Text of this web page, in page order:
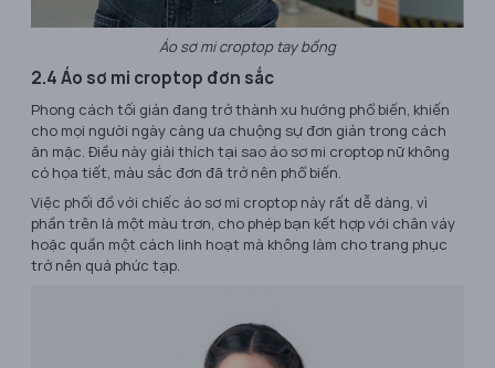
Áo sơ mi croptop tay bồng
2.4 Áo sơ mi croptop đơn sắc
Phong cách tối giản đang trở thành xu hướng phổ biến, khiến
cho mọi người ngày càng ưa chuộng sự đơn giản trong cách
ăn mặc. Điều này giải thích tại sao áo sơ mi croptop nữ không
có họa tiết, màu sắc đơn đã trở nên phổ biến.
Việc phối đồ với chiếc áo sơ mi croptop này rất dễ dàng, vì
phần trên là một màu trơn, cho phép bạn kết hợp với chân váy
hoặc quần một cách linh hoạt mà không làm cho trang phục
trở nên quá phức tạp.